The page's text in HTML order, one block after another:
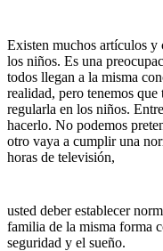
Existen muchos artículos y
los niños. Es una
todos llegan a la misma
realidad, pero tenemos
regularla en los niños.
hacerlo. No podemos
otro vaya a cumplir una
horas de televisión,
usted deber establecer
familia de la misma forma
seguridad y el sueño.